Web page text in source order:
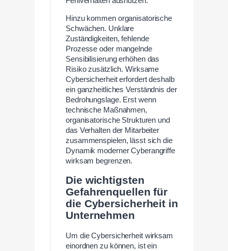
Hinzu kommen organisatorische
Schwächen. Unklare
Zuständigkeiten, fehlende
Prozesse oder mangelnde
Sensibilisierung erhöhen das
Risiko zusätzlich. Wirksame
Cybersicherheit erfordert deshalb
ein ganzheitliches Verständnis der
Bedrohungslage. Erst wenn
technische Maßnahmen,
organisatorische Strukturen und
das Verhalten der Mitarbeiter
zusammenspielen, lässt sich die
Dynamik moderner Cyberangriffe
wirksam begrenzen.
Die wichtigsten
Gefahrenquellen für
die Cybersicherheit in
Unternehmen
Um die Cybersicherheit wirksam
einordnen zu können, ist ein